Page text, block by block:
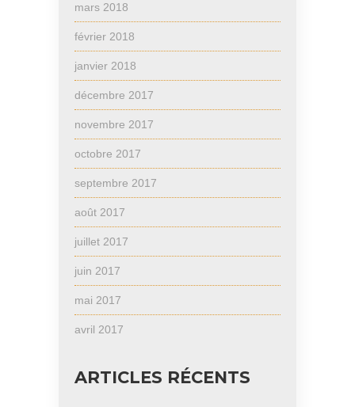
mars 2018
février 2018
janvier 2018
décembre 2017
novembre 2017
octobre 2017
septembre 2017
août 2017
juillet 2017
juin 2017
mai 2017
avril 2017
ARTICLES RÉCENTS